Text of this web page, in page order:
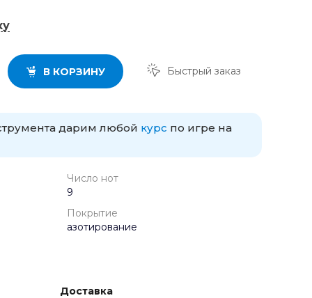
В КОРЗИНУ Быстрый заказ
дарим любой курс по игре на
Число нот
9
Покрытие
азотирование
Доставка